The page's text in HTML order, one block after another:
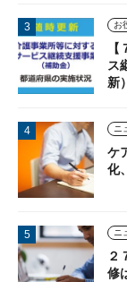
ス
新）
ニ
ケ
化
ニ
２
修